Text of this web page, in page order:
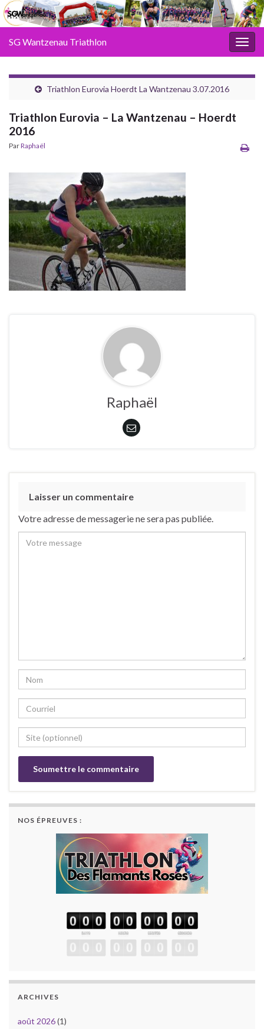
SG Wantzenau Triathlon
Triathlon Eurovia Hoerdt La Wantzenau 3.07.2016
Triathlon Eurovia – La Wantzenau – Hoerdt
2016
ParRaphaël
Raphaël
Laisser un commentaire
Votre adresse de messagerie ne sera pas publiée.
NOS ÉPREUVES :
ARCHIVES
août 2026(1)